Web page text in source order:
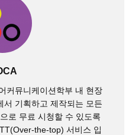
커뮤니케이션학부 내 현장
서 기획하고 제작되는 모든
로 무료 시청할 수 있도록
the-top) 서비스 입